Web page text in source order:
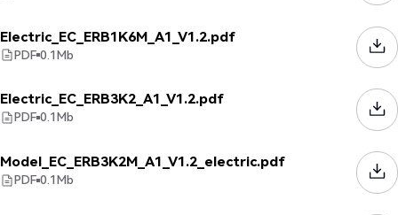
Electric_EC_ERB1K6M_A1_V1.2.pdf
PDF 0.1Mb
Electric_EC_ERB3K2_A1_V1.2.pdf
PDF 0.1Mb
Model_EC_ERB3K2M_A1_V1.2_electric.pdf
PDF 0.1Mb